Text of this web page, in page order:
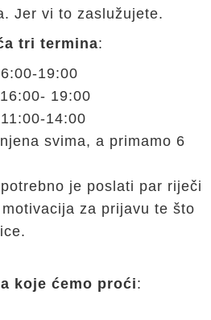
Jer vi to zaslužujete.
tri termina:
19:00
19:00
14:00
svima, a primamo 6
je poslati par riječi
za prijavu te što
koje ćemo proći: